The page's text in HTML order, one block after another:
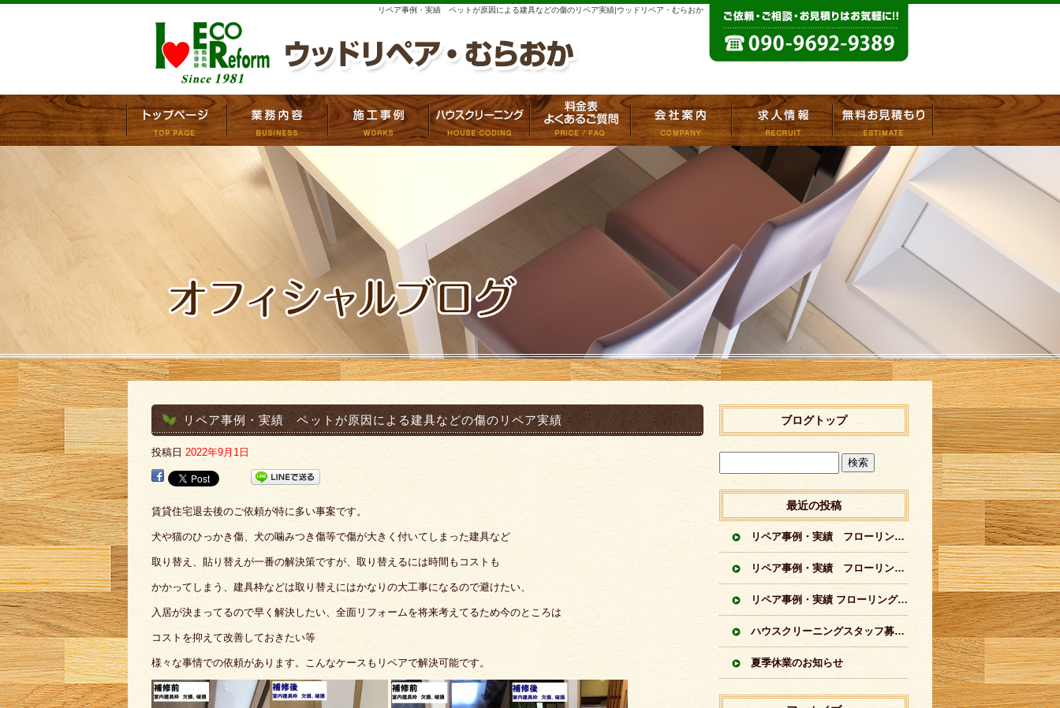
リペア事例・実績 ペットが原因による建具などの傷のリペア実績|ウッドリペア・むらおか
リペア事例・実績 ペットが原因による建具などの傷のリペア実績
投稿日 2022年9月1日
賃貸住宅退去後のご依頼が特に多い事案です。
犬や猫のひっかき傷、犬の噛みつき傷等で傷が大きく付いてしまった建具など
取り替え、貼り替えが一番の解決策ですが、取り替えるには時間もコストも
かかってしまう、建具枠などは取り替えにはかなりの大工事になるので避けたい、
入居が決まってるので早く解決したい、全面リフォームを将来考えてるため今のところは
コストを抑えて改善しておきたい等
様々な事情での依頼があります。こんなケースもリペアで解決可能です。
ブログトップ
最近の投稿
リペア事例・実績 フローリングに出来てしまった傷のリペア実績 シートフローリング
リペア事例・実績 フローリングに出来てしまった傷のリペア実績 突板フローリング
リペア事例・実績 フローリングの傷のリペア実績イロイロ
ハウスクリーニングスタッフ募集中
夏季休業のお知らせ